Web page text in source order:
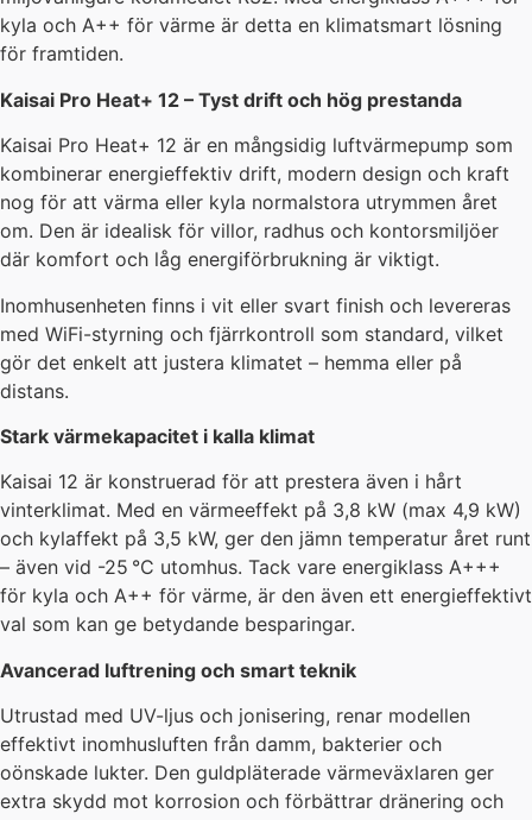
kyla och A++ för värme är detta en klimatsmart lösning
för framtiden.
Kaisai Pro Heat+ 12 – Tyst drift och hög prestanda
Kaisai Pro Heat+ 12 är en mångsidig luftvärmepump som
kombinerar energieffektiv drift, modern design och kraft
nog för att värma eller kyla normalstora utrymmen året
om. Den är idealisk för villor, radhus och kontorsmiljöer
där komfort och låg energiförbrukning är viktigt.
Inomhusenheten finns i vit eller svart finish och levereras
med WiFi-styrning och fjärrkontroll som standard, vilket
gör det enkelt att justera klimatet – hemma eller på
distans.
Stark värmekapacitet i kalla klimat
Kaisai 12 är konstruerad för att prestera även i hårt
vinterklimat. Med en värmeeffekt på 3,8 kW (max 4,9 kW)
och kylaffekt på 3,5 kW, ger den jämn temperatur året runt
– även vid -25 °C utomhus. Tack vare energiklass A+++
för kyla och A++ för värme, är den även ett energieffektivt
val som kan ge betydande besparingar.
Avancerad luftrening och smart teknik
Utrustad med UV-ljus och jonisering, renar modellen
effektivt inomhusluften från damm, bakterier och
oönskade lukter. Den guldpläterade värmeväxlaren ger
extra skydd mot korrosion och förbättrar dränering och